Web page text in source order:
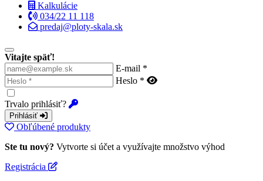
Kalkulácie
034/22 11 118
predaj@ploty-skala.sk
Vitajte späť!
E-mail *
Heslo *
Trvalo prihlásiť?
Prihlásiť
Obľúbené produkty
Ste tu nový? Vytvorte si účet a využívajte množstvo výhod
Registrácia